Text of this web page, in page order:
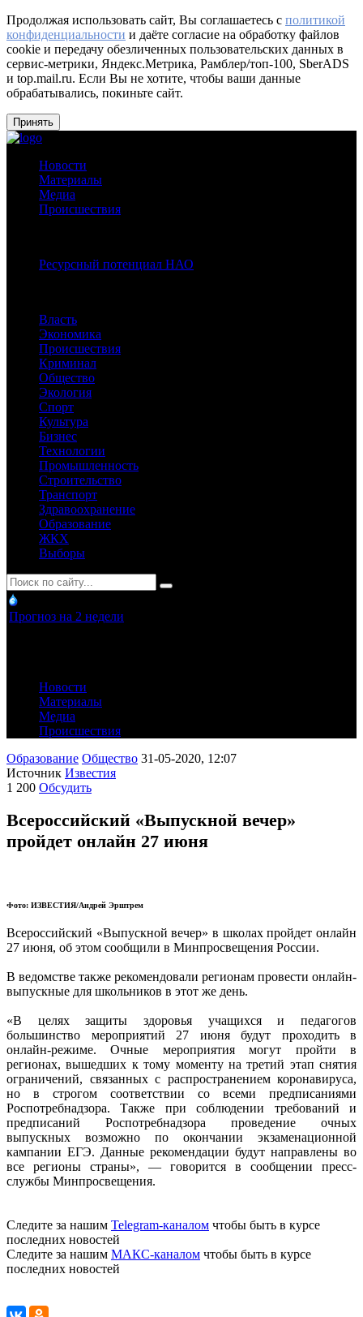
Продолжая использовать сайт, Вы соглашаетесь с политикой
конфиденциальности и даёте согласие на обработку файлов
cookie и передачу обезличенных пользовательских данных в
сервис-метрики, Яндекс.Метрика, Рамблер/топ-100, SberADS
и top.mail.ru. Если Вы не хотите, чтобы ваши данные
обрабатывались, покиньте сайт.
Принять
Новости
Материалы
Медиа
Происшествия
Ресурсный потенциал НАО
Власть
Экономика
Происшествия
Криминал
Общество
Экология
Спорт
Культура
Бизнес
Технологии
Промышленность
Строительство
Транспорт
Здравоохранение
Образование
ЖКХ
Выборы
Прогноз на 2 недели
Новости
Материалы
Медиа
Происшествия
Образование Общество 31-05-2020, 12:07
Источник Известия
1 200 Обсудить
Всероссийский «Выпускной вечер»
пройдет онлайн 27 июня
Фото: ИЗВЕСТИЯ/Андрей Эрштрем
Всероссийский «Выпускной вечер» в школах пройдет онлайн
27 июня, об этом сообщили в Минпросвещения России.
В ведомстве также рекомендовали регионам провести онлайн-
выпускные для школьников в этот же день.
«В целях защиты здоровья учащихся и педагогов
большинство мероприятий 27 июня будут проходить в
онлайн-режиме. Очные мероприятия могут пройти в
регионах, вышедших к тому моменту на третий этап снятия
ограничений, связанных с распространением коронавируса,
но в строгом соответствии со всеми предписаниями
Роспотребнадзора. Также при соблюдении требований и
предписаний Роспотребнадзора проведение очных
выпускных возможно по окончании экзаменационной
кампании ЕГЭ. Данные рекомендации будут направлены во
все регионы страны», — говорится в сообщении пресс-
службы Минпросвещения.
Следите за нашим Telegram-каналом чтобы быть в курсе
последних новостей
Следите за нашим МАКС-каналом чтобы быть в курсе
последних новостей